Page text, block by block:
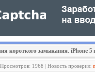
короткого замыкания. iPhone 5
1968 | Новость проверил: